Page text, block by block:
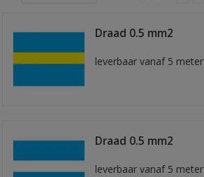
Draad 0.5 mm2
leverbaar vanaf 5 meter
Draad 0.5 mm2
leverbaar vanaf 5 meter